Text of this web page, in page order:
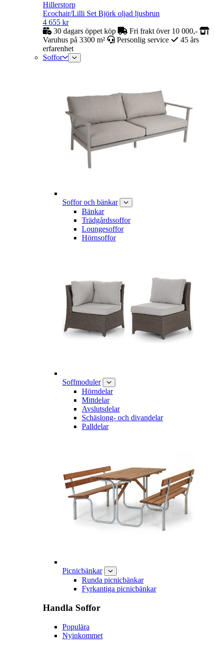
Hillerstorp
Ecochair/Lilli Set Björk oljad ljusbrun
4 655 kr
30 dagars öppet köp
Fri frakt över 10 000,-
Varuhus på 3300 m²
Personlig service
45 års
erfarenhet
Soffor
Soffor och bänkar
Bänkar
Trädgårdssoffor
Loungesoffor
Hörnsoffor
Soffmoduler
Hörndelar
Mittdelar
Avslutsdelar
Schäslong- och divandelar
Palldelar
Picnicbänkar
Runda picnicbänkar
Fyrkantiga picnicbänkar
Handla Soffor
Populära
Nyinkommet